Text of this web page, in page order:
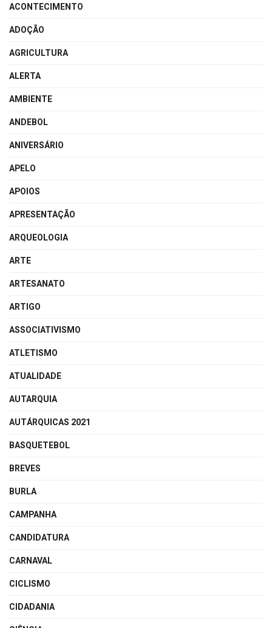
ACONTECIMENTO
ADOÇÃO
AGRICULTURA
ALERTA
AMBIENTE
ANDEBOL
ANIVERSÁRIO
APELO
APOIOS
APRESENTAÇÃO
ARQUEOLOGIA
ARTE
ARTESANATO
ARTIGO
ASSOCIATIVISMO
ATLETISMO
ATUALIDADE
AUTARQUIA
AUTÁRQUICAS 2021
BASQUETEBOL
BREVES
BURLA
CAMPANHA
CANDIDATURA
CARNAVAL
CICLISMO
CIDADANIA